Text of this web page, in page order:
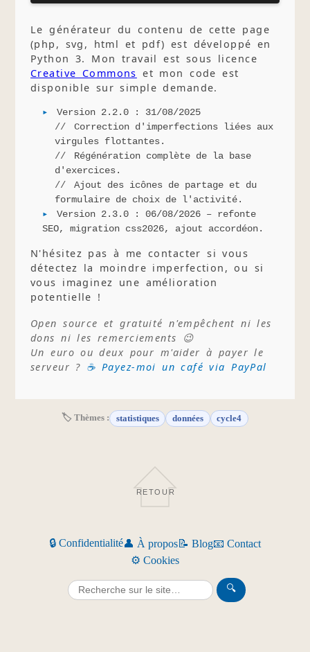
Le générateur du contenu de cette page
(php, svg, html et pdf) est développé en
Python 3. Mon travail est sous licence
Creative Commons et mon code est
disponible sur simple demande.
Version 2.2.0 : 31/08/2025
Correction d'imperfections liées aux
virgules flottantes.
Régénération complète de la base
d'exercices.
Ajout des icônes de partage et du
formulaire de choix de l'activité.
Version 2.3.0 : 06/08/2026 – refonte
SEO, migration css2026, ajout accordéon.
N'hésitez pas à me contacter si vous
détectez la moindre imperfection, ou si
vous imaginez une amélioration
potentielle !
Open source et gratuité n'empêchent ni les
dons ni les remerciements 😉
Un euro ou deux pour m'aider à payer le
serveur ? ☕ Payez-moi un café via PayPal
🏷 Thèmes : statistiques données cycle4
RETOUR
🔒 Confidentialité👤 À propos📝 Blog📧 Contact
⚙️ Cookies
🔍